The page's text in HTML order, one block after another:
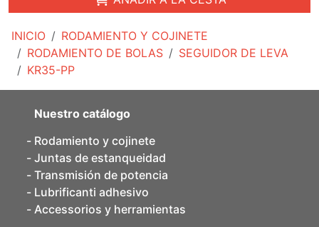
INICIO
RODAMIENTO Y COJINETE
RODAMIENTO DE BOLAS
SEGUIDOR DE LEVA
KR35-PP
Nuestro catálogo
Rodamiento y cojinete
Juntas de estanqueidad
Transmisión de potencia
Lubrificanti adhesivo
Accessorios y herramientas